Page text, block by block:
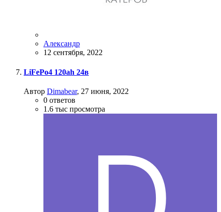
Александр
12 сентября, 2022
LiFePo4 120ah 24в
Автор Dimabear, 27 июня, 2022
0 ответов
1.6 тыс просмотра